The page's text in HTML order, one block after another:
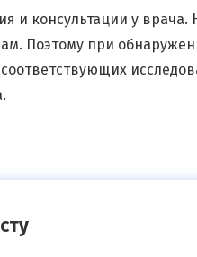
и консультации у
Поэтому при